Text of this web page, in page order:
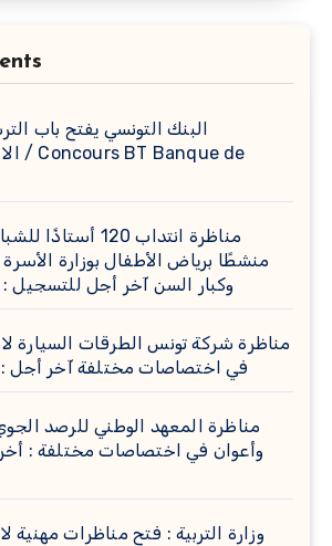
البنك التونسي يفتح باب
منشطًا برياض الأطفال بوزارة الأسرة
وكبار السن آخر أجل للتسجيل : 27 جويلية 2026
في اختصاصات مختلفة آخر أجل : 21 جويلية 2026
مناظرة المعهد الوطني للرصد